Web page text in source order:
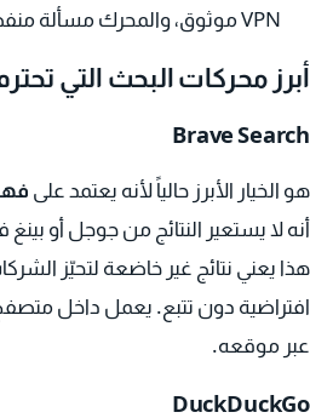
VPN موثوق، والمحرك مسألة منفصلة.
أبرز محركات البحث التي
Brave Search
هو الخيار الأبرز حالياً لأنه يعتمد على
أنه لا يستعير النتائج من جوجل أو
هذا يعني نتائج غير خاضعة لتحيّز
عبر موقعه.
DuckDuckGo